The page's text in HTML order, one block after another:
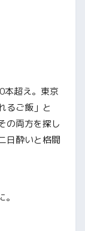
本超え。東京
るご飯」と
の両方を探し
日酔いと格闘